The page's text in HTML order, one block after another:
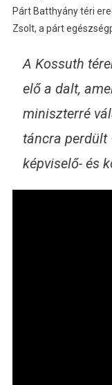
Párt Batthyány téri
Zsolt, a párt
A Kossuth
elő a dalt,
miniszterré
táncra perdült
képviselő- és